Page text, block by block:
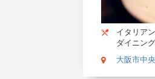
イタリア
ダイニン
大阪市中